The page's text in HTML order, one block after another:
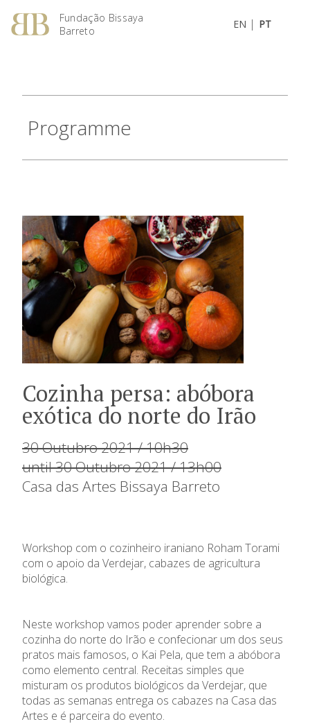
Fundação Bissaya
Barreto
EN | PT
Programme
Cozinha persa: abóbora
exótica do norte do Irão
30 Outubro 2021 / 10h30
until 30 Outubro 2021 / 13h00
Casa das Artes Bissaya Barreto
Workshop com o cozinheiro iraniano Roham Torami
com o apoio da Verdejar, cabazes de agricultura
biológica.
Neste workshop vamos poder aprender sobre a
cozinha do norte do Irão e confecionar um dos seus
pratos mais famosos, o Kai Pela, que tem a abóbora
como elemento central. Receitas simples que
misturam os produtos biológicos da Verdejar, que
todas as semanas entrega os cabazes na Casa das
Artes e é parceira do evento.